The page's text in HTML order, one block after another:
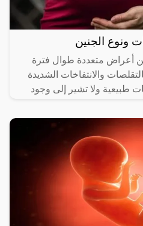
ونوع الجنين
أعراض متعددة طوال فترة
والانتفاخات الشديدة
طبيعية ولا تشير إلى وجود